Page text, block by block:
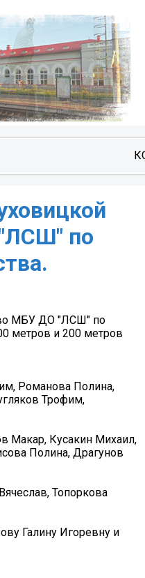
по
МБУ ДО "ЛСШ" по
метров и 200 метров
Романова Полина,
Трофим,
Макар, Кусакин Михаил,
Полина, Драгунов
Топоркова
Галину Игоревну и